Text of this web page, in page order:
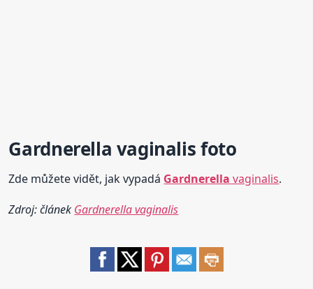
Gardnerella vaginalis foto
Zde můžete vidět, jak vypadá Gardnerella vaginalis.
Zdroj: článek Gardnerella vaginalis